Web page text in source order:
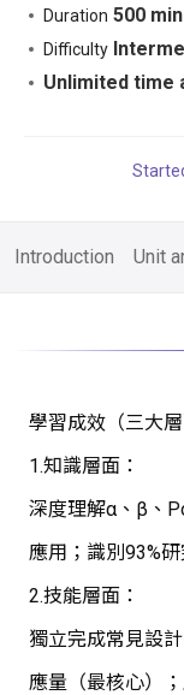
Duration 500
Difficulty
Unlimited time
Introduction Unit
學習成效（三大層
1.知識層面：
深度理解α、β、
應用；識別93%
2.技能層面：
獨立完成常見設
應量（最核心）